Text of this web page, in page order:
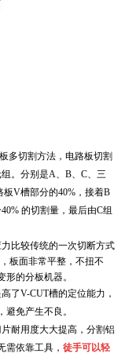
多切割方法，电路板切割
。分别是A B、 C、三
板V槽部分的40%，接着B
40% 的切割量，最后由C组
比较传统的一次切断方式
板面非常平整，不扭不
的分板机器。
了V-CUT槽的定位能力，
免产生不良。
耐用度大大提高，分割铝
需依靠工具， 徒手可以轻